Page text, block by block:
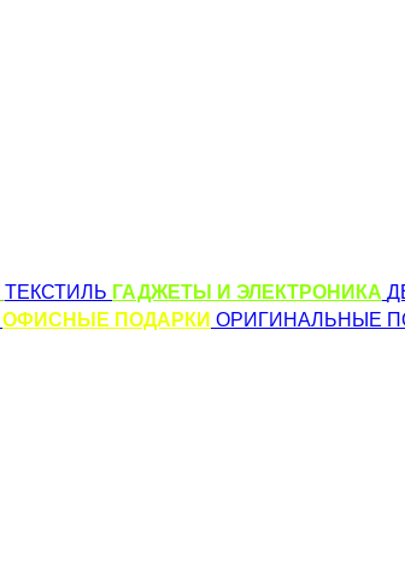
ТЕКСТИЛЬ ГАДЖЕТЫ И ЭЛЕКТРОНИКА
ОФИСНЫЕ ПОДАРКИ ОРИГИНАЛЬНЫЕ